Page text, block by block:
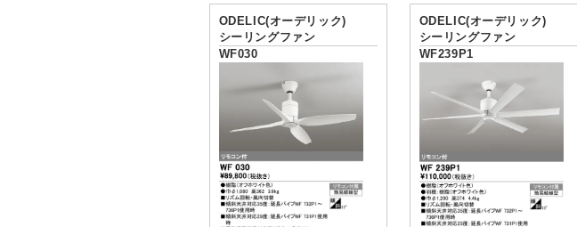
ODELIC(オーデリック)
シーリングファン
WF030
ODELIC(オーデリック)
シーリングファン
WF239P1